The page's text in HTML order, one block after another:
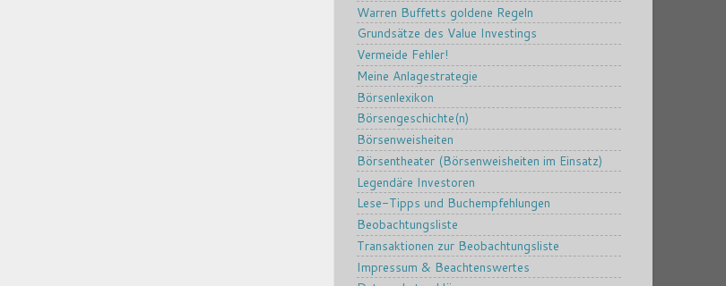
Warren Buffetts goldene Regeln
Grundsätze des Value Investings
Vermeide Fehler!
Meine Anlagestrategie
Börsenlexikon
Börsengeschichte(n)
Börsenweisheiten
Börsentheater (Börsenweisheiten im Einsatz)
Legendäre Investoren
Lese-Tipps und Buchempfehlungen
Beobachtungsliste
Transaktionen zur Beobachtungsliste
Impressum & Beachtenswertes